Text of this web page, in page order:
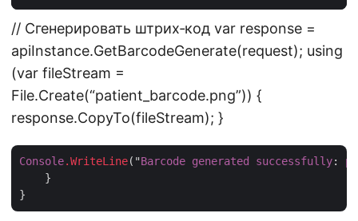
// Сгенерировать штрих‑код var response =
apiInstance.GetBarcodeGenerate(request); using
(var fileStream =
File.Create(“patient_barcode.png”)) {
response.CopyTo(fileStream); }
Console.WriteLine("Barcode generated successfully:
    }